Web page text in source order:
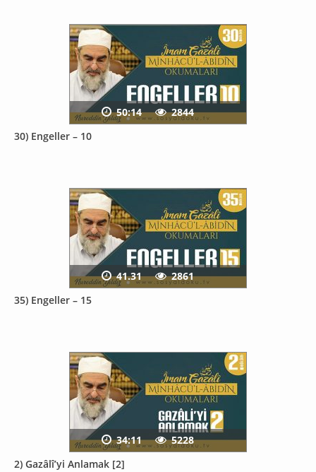
30) Engeller – 10
50:14 2844
35) Engeller – 15
41.31 2861
2) Gazâlî’yi Anlamak [2]
34:11 5228